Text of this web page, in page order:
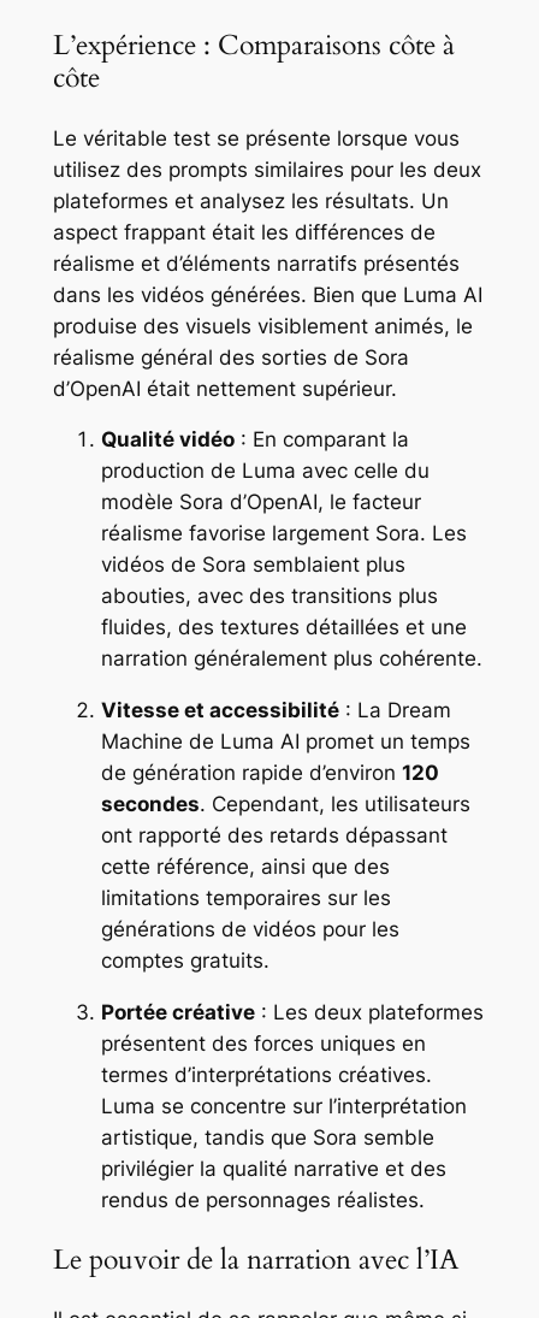
L’expérience : Comparaisons côte à
côte
Le véritable test se présente lorsque vous
utilisez des prompts similaires pour les deux
plateformes et analysez les résultats. Un
aspect frappant était les différences de
réalisme et d’éléments narratifs présentés
dans les vidéos générées. Bien que Luma AI
produise des visuels visiblement animés, le
réalisme général des sorties de Sora
d’OpenAI était nettement supérieur.
Qualité vidéo: En comparant la
production de Luma avec celle du
modèle Sora d’OpenAI, le facteur
réalisme favorise largement Sora. Les
vidéos de Sora semblaient plus
abouties, avec des transitions plus
fluides, des textures détaillées et une
narration généralement plus cohérente.
Vitesse et accessibilité: La Dream
Machine de Luma AI promet un temps
de génération rapide d’environ 120
secondes. Cependant, les utilisateurs
ont rapporté des retards dépassant
cette référence, ainsi que des
limitations temporaires sur les
générations de vidéos pour les
comptes gratuits.
Portée créative: Les deux plateformes
présentent des forces uniques en
termes d’interprétations créatives.
Luma se concentre sur l’interprétation
artistique, tandis que Sora semble
privilégier la qualité narrative et des
rendus de personnages réalistes.
Le pouvoir de la narration avec l’IA